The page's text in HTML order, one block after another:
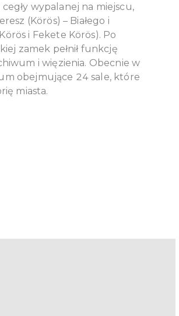
wypalanej na miejscu,
(Körös) – Białego i
i Fekete Körös). Po
zamek pełnił funkcję
i więzienia. Obecnie w
obejmujące 24 sale, które
miasta.